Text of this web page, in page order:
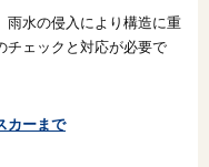
雨水の侵入により構造に重
チェックと対応が必要で
カーまで